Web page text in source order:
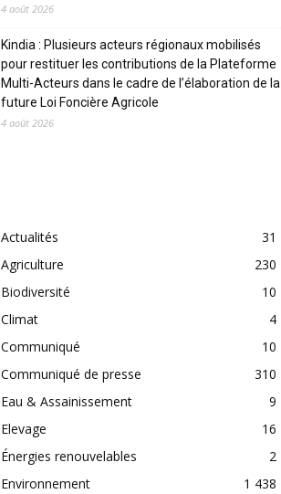
4 août 2026
Kindia : Plusieurs acteurs régionaux mobilisés
pour restituer les contributions de la Plateforme
Multi-Acteurs dans le cadre de l’élaboration de la
future Loi Foncière Agricole
4 août 2026
Actualités
31
Agriculture
230
Biodiversité
10
Climat
4
Communiqué
10
Communiqué de presse
310
Eau & Assainissement
9
Elevage
16
Énergies renouvelables
2
Environnement
1 438